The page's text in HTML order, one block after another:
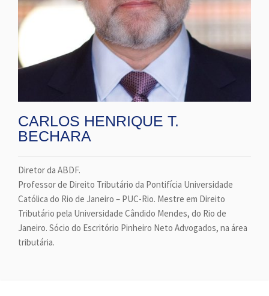
CARLOS HENRIQUE T.
BECHARA
Diretor da ABDF.
Professor de Direito Tributário da Pontifícia Universidade
Católica do Rio de Janeiro – PUC-Rio. Mestre em Direito
Tributário pela Universidade Cândido Mendes, do Rio de
Janeiro. Sócio do Escritório Pinheiro Neto Advogados, na área
tributária.